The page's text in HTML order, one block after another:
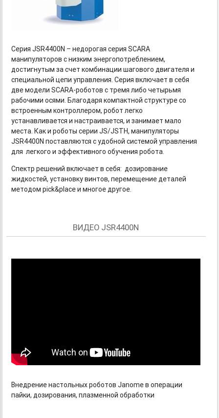
Серия JSR4400N – недорогая серия SCARA
манипуляторов с низким энергопотреблением,
достигнутым за счет комбинации шагового двигателя и
специальной цепи управления. Серия включает в себя
две моделиSCARA-роботов с тремя либо четырьмя
рабочими осями. Благодаря компактной структуре со
встроенным контроллером, робот легко
устанавливается и настраивается, и занимает мало
места. Как и роботы серии JS/JSTH, манипуляторы
JSR4400N поставляются с удобной системой управления
для легкого и эффективного обучения робота.
Спектр решений включает в себя: дозирование
жидкостей, установку винтов, перемещение деталей
методом pick&place и многое другое.
ВИДЕО JSR4400N
Внедрение настольных роботов Janome в операции
пайки, дозирования, плазменной обработки